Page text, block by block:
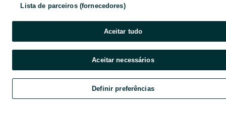
Explorar Favoritos Vender Chat
Lista de parceiros (fornecedores)
Aceitar tudo
Aceitar necessários
Definir preferências